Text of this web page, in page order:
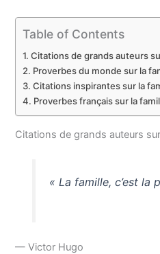
Table of Contents
Citations de grands auteurs
Proverbes du monde sur la
Citations inspirantes sur la
Proverbes français sur la
Citations de grands auteurs
« La famille, c’est la
— Victor Hugo